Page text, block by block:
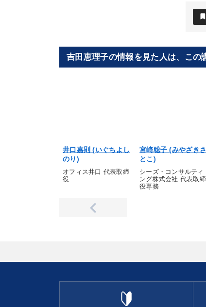
bookmark
吉田恵理子の情報を見た人は、この
井口嘉則 (いぐちよし
のり)
オフィス井口 代表取締
役
宮崎聡子 (みやざきさ
とこ)
シーズ・コンサルティ
ング株式会社 代表取締
役専務